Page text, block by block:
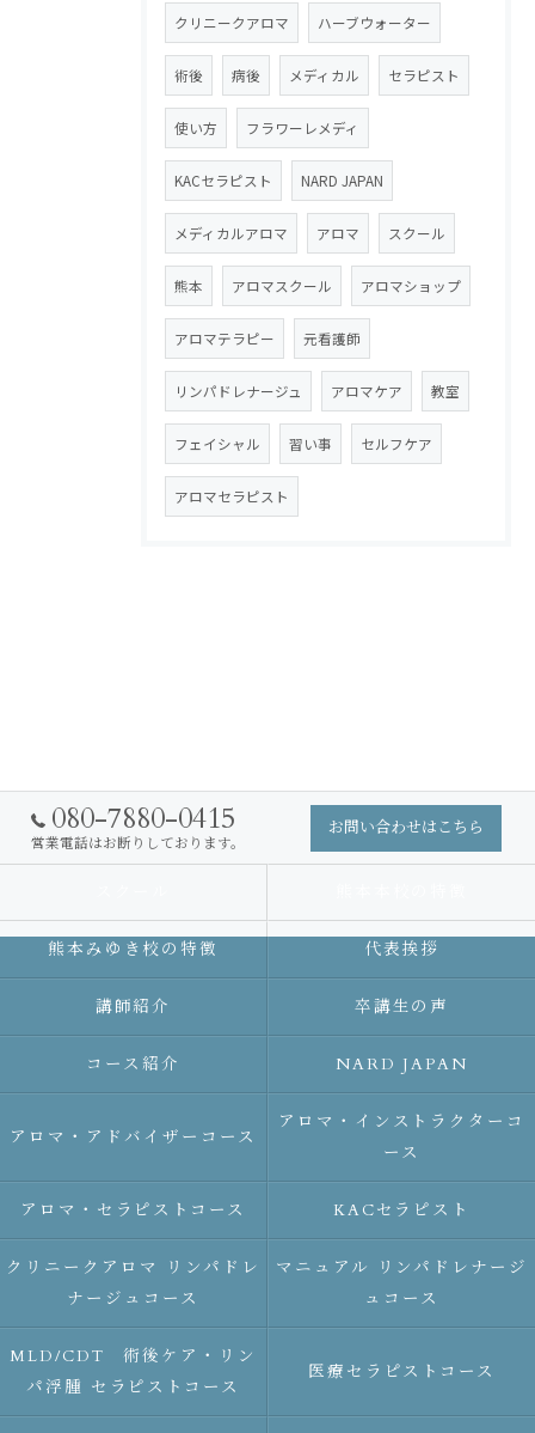
クリニークアロマ ハーブウォーター
術後 病後 メディカル セラピスト
使い方 フラワーレメディ
KACセラピスト NARD JAPAN
メディカルアロマ アロマ スクール
熊本 アロマスクール アロマショップ
アロマテラピー 元看護師
リンパドレナージュ アロマケア 教室
フェイシャル 習い事 セルフケア
アロマセラピスト
080-7880-0415
営業電話はお断りしております。
お問い合わせはこちら
熊本みゆき校の特徴 代表挨拶
講師紹介 卒講生の声
コース紹介 NARD JAPAN
アロマ・アドバイザーコース
アロマ・インストラクターコ
ース
アロマ・セラピストコース KACセラピスト
クリニークアロマ リンパドレ
ナージュコース
マニュアル リンパドレナージ
ュコース
MLD/CDT 術後ケア・リン
パ浮腫 セラピストコース
医療セラピストコース